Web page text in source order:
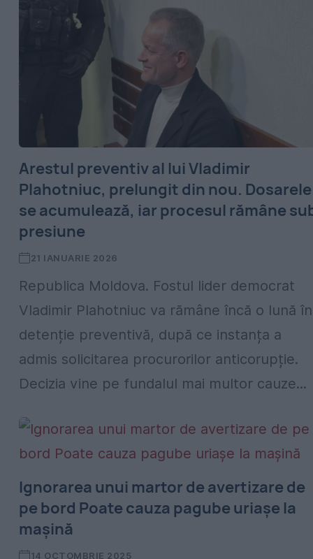
Arestul preventiv al lui Vladimir
Plahotniuc, prelungit din nou. Dosarele
se acumulează, iar procesul rămâne
presiune
21 IANUARIE 2026
Republica Moldova. Fostul lider democrat
Vladimir Plahotniuc va rămâne încă o lună în
detenție preventivă, după ce instanța a
admis solicitarea procurorilor anticorupție.
Decizia vine pe fundalul mai multor cauze...
Ignorarea unui martor de avertizare de
pe bord Poate cauza pagube uriașe la
mașină
14 OCTOMBRIE 2025